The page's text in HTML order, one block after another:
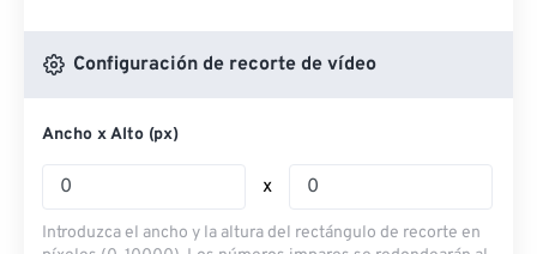
Configuración de recorte de vídeo
Ancho x Alto (px)
x
Introduzca el ancho y la altura del rectángulo de recorte en